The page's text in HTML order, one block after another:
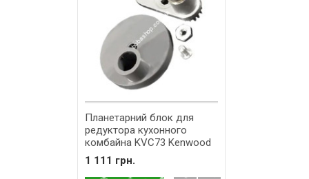
Планетарний блок для
редуктора кухонного
комбайна KVC73 Kenwood
KW716526
1 111 грн.